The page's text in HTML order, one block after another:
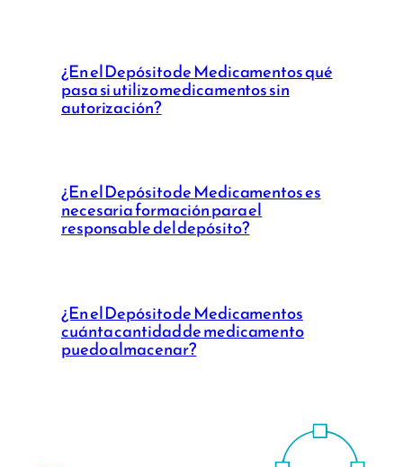
¿En el Depósito de Medicamentos qué
pasa si utilizo medicamentos sin
autorización?
¿En el Depósito de Medicamentos es
necesaria formación para el
responsable del depósito?
¿En el Depósito de Medicamentos
cuánta cantidad de medicamento
puedo almacenar?